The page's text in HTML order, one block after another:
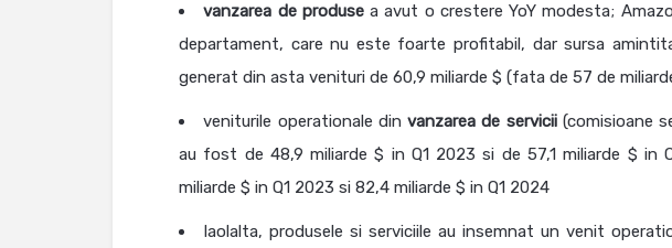
vanzarea de produsea avut o crestere YoY modesta;
departament, care nu este foarte profitabil, dar sursa
generat din asta venituri de 60,9 miliarde $ (fata de 57 de
veniturile operationale din vanzarea de servicii(comisioane
au fost de 48,9 miliarde $ in Q1 2023 si de 57,1 miliarde $ in
miliarde $ in Q1 2023 si 82,4 miliarde $ in Q1 2024
laolalta, produsele si serviciile au insemnat un venit